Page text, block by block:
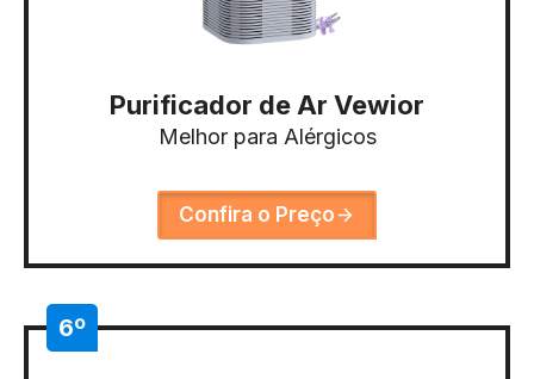
Purificador de Ar Vewior
Melhor para Alérgicos
Confira o Preço
6º